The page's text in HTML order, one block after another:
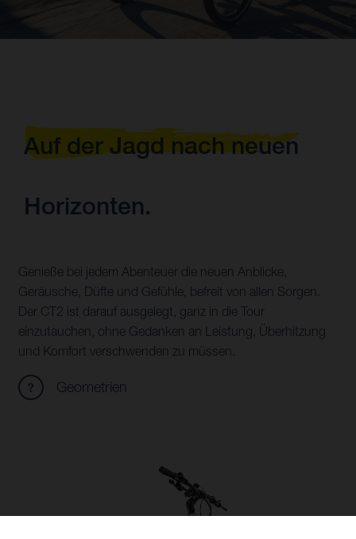
Auf der Jagd nach neuen
Horizonten.
Genieße bei jedem Abenteuer die neuen Anblicke,
Geräusche, Düfte und Gefühle, befreit von allen Sorgen.
Der CT2 ist darauf ausgelegt, ganz in die Tour
einzutauchen, ohne Gedanken an Leistung, Überhitzung
und Komfort verschwenden zu müssen.
Geometrien